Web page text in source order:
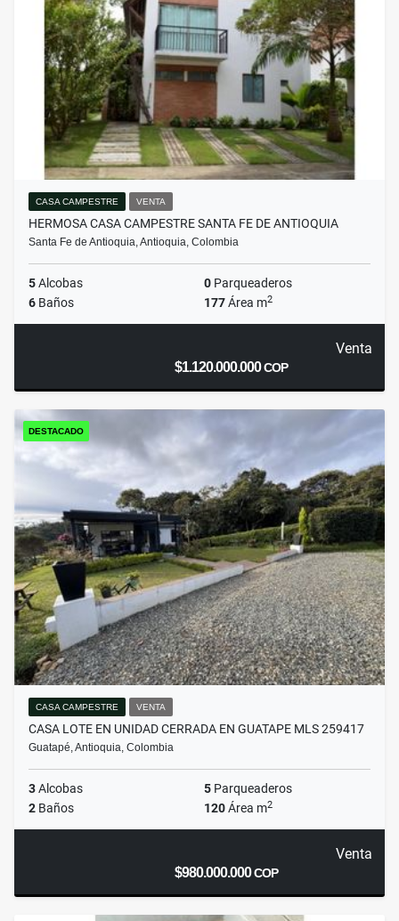
CASA CAMPESTRE VENTA
HERMOSA CASA CAMPESTRE SANTA FE DE ANTIOQUIA
Santa Fe de Antioquia, Antioquia, Colombia
5Alcobas 0 Parqueaderos
6 Baños 177Área m2
Venta
$1.120.000.000COP
DESTACADO
CASA CAMPESTRE VENTA
CASA LOTE EN UNIDAD CERRADA EN GUATAPE MLS 259417
Guatapé, Antioquia, Colombia
3Alcobas 5 Parqueaderos
2 Baños 120Área m2
Venta
$980.000.000COP